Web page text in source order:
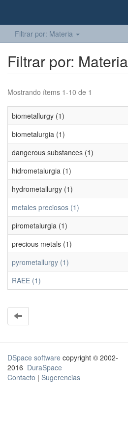
Filtrar por: Materia
Filtrar por: Materia
Mostrando ítems 1-10 de 1
biometallurgy (1)
biometalurgia (1)
dangerous substances (1)
hidrometalurgia (1)
hydrometallurgy (1)
metales preciosos (1)
pirometalurgia (1)
precious metals (1)
pyrometallurgy (1)
RAEE (1)
DSpace software copyright © 2002-
2016 DuraSpace
Contacto | Sugerencias